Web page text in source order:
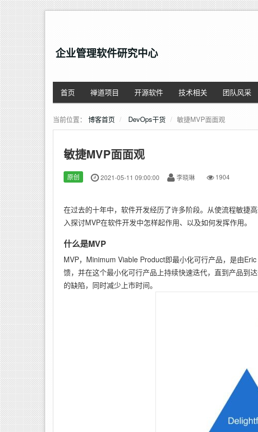
企业管理软件研究中心
首页 禅道项目 开源软件 技术相关 团队风采
当前位置： 博客首页 DevOps干货 敏捷MVP面面观
敏捷MVP面面观
原创 2021-05-11 09:00:00 李晓琳 1904
在过去的十年中，软件开发经历了许多阶段。从使流程敏捷
入探讨MVP在软件开发中怎样起作用、以及如何发挥作用。
什么是MVP
MVP，Minimum Viable Product即最小化可行产品，是由
馈，并在这个最小化可行产品上持续快速迭代，直到产品到
的缺陷，同时减少上市时间。